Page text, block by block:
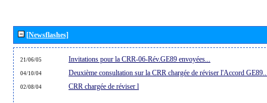
[Newsflashes]
21/06/05 Invitations pour la CRR-06-Rév.GE89 envoyées...
04/10/04 Deuxième consultation sur la CRR chargée de réviser l'Accord
02/08/04 CRR chargée de réviser l